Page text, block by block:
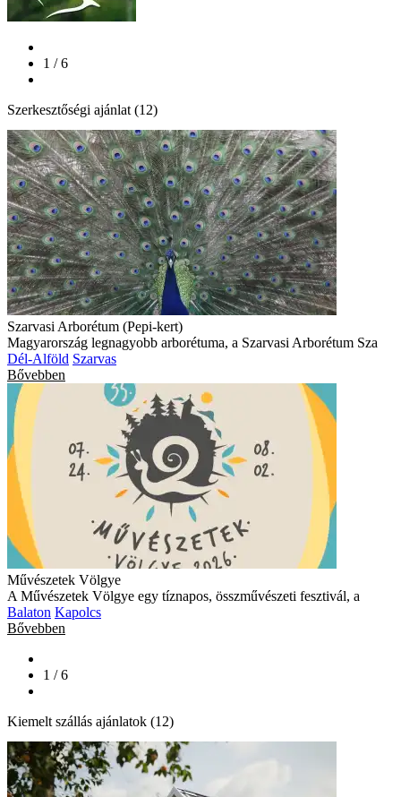
1 / 6
Szerkesztőségi ajánlat (12)
Szarvasi Arborétum (Pepi-kert)
Magyarország legnagyobb arborétuma, a Szarvasi Arborétum Sza
Dél-Alföld Szarvas
Bővebben
Művészetek Völgye
A Művészetek Völgye egy tíznapos, összművészeti fesztivál, a
Balaton Kapolcs
Bővebben
1 / 6
Kiemelt szállás ajánlatok (12)